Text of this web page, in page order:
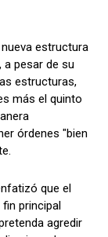
estructura
a pesar de su
estructuras,
más el quinto
órdenes "bien
que el
principal
agredir